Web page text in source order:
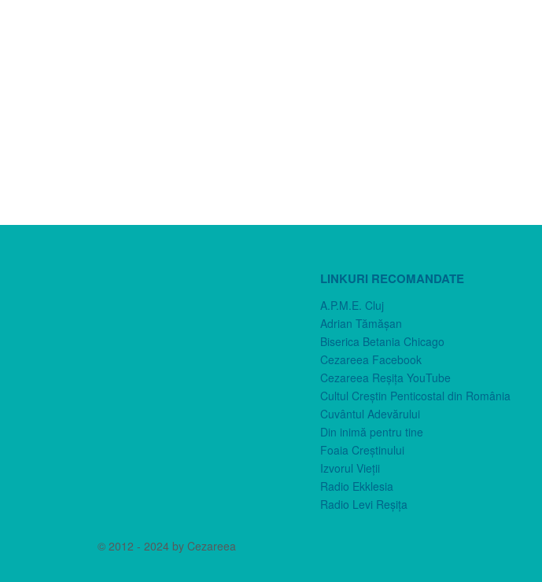
LINKURI RECOMANDATE
A.P.M.E. Cluj
Adrian Tămăşan
Biserica Betania Chicago
Cezareea Facebook
Cezareea Reşiţa YouTube
Cultul Creştin Penticostal din România
Cuvântul Adevărului
Din inimă pentru tine
Foaia Creştinului
Izvorul Vieţii
Radio Ekklesia
Radio Levi Reşiţa
© 2012 - 2024 by Cezareea